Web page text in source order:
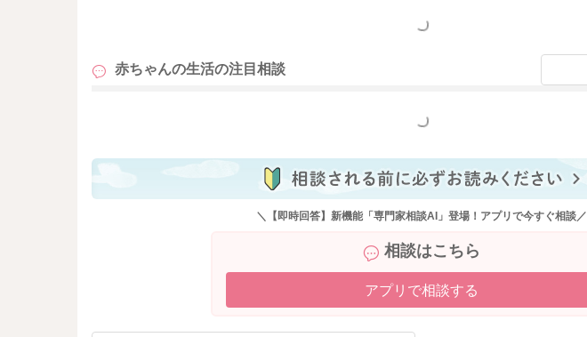
もっと見る
赤ちゃんの生活の注目相談
もっと見る
＼【即時回答】新機能「専門家相談AI」登場！アプリで今すぐ相談／
相談はこちら
アプリで相談する